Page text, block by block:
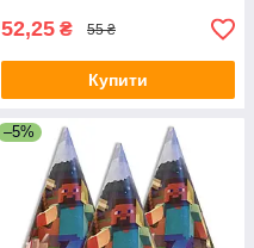
52,25 ₴ 55 ₴
Купити
–5%